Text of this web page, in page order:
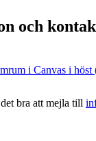
och
i Canvas i höst
bra att mejla till